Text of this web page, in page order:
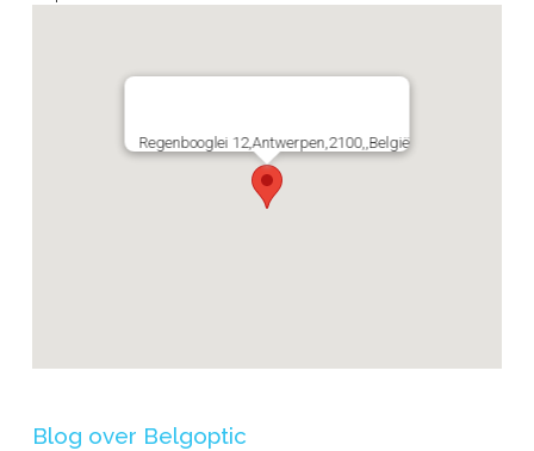
Regenbooglei 12,Antwerpen,2100,,België
Blog over Belgoptic